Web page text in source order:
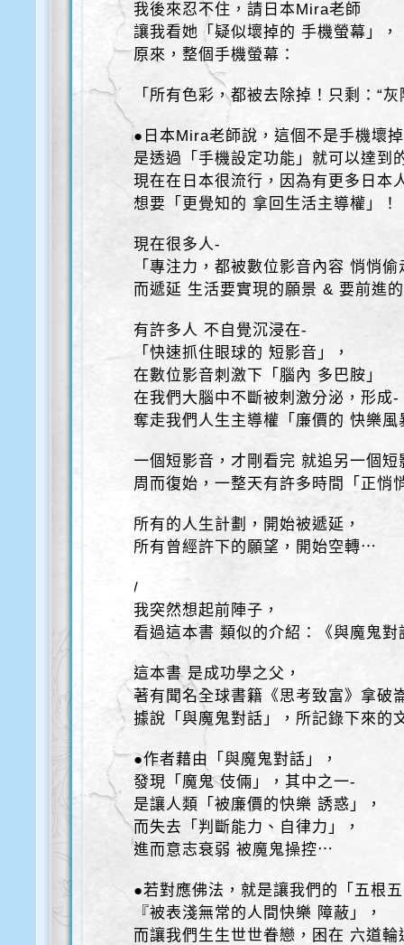
我後來忍不住，請日本Mira老師
讓我看她「疑似壞掉的 手機螢幕」，
原來，整個手機螢幕：
「所有色彩，都被去除掉！只剩：“灰
●日本Mira老師說，這個不是手機壞
是透過「手機設定功能」就可以達到
現在在日本很流行，因為有更多日本
想要「更覺知的 拿回生活主導權」！
現在很多人-
「專注力，都被數位影音內容 悄悄偷
而遞延 生活要實現的願景 & 要前進
有許多人 不自覺沉浸在-
「快速抓住眼球的 短影音」，
在數位影音刺激下「腦內 多巴胺」
在我們大腦中不斷被刺激分泌，形成-
奪走我們人生主導權「廉價的 快樂風
一個短影音，才剛看完 就追另一個短
周而復始，一整天有許多時間「正悄
所有的人生計劃，開始被遞延，
所有曾經許下的願望，開始空轉⋯
/
我突然想起前陣子，
看過這本書 類似的介紹：《與魔鬼對
這本書 是成功學之父，
著有聞名全球書籍《思考致富》拿破
據說「與魔鬼對話」，所記錄下來的
●作者藉由「與魔鬼對話」，
發現「魔鬼 伎倆」，其中之一-
是讓人類「被廉價的快樂 誘惑」，
而失去「判斷能力、自律力」，
進而意志衰弱 被魔鬼操控⋯
●若對應佛法，就是讓我們的「五根
『被表淺無常的人間快樂 障蔽」，
而讓我們生生世世眷戀，困在 六道輪